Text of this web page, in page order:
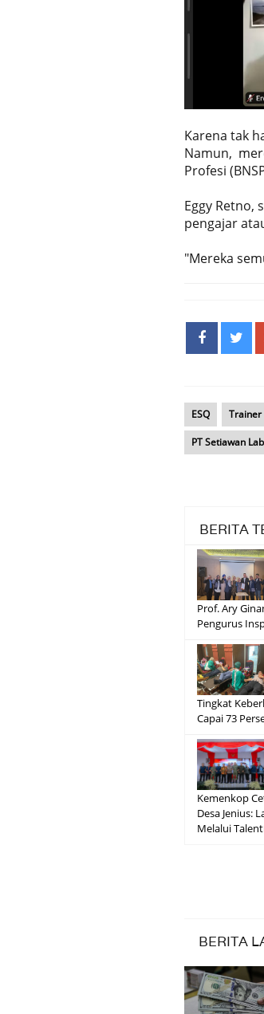
Karena tak
Namun,
Profesi
Eggy Retno,
pengajar
"Mereka
ESQ Trainer
PT Setiawan
BERITA
Prof. Ary
Pengurus
Tingkat
Capai 73
Kemenkop
Desa Jenius:
Melalui
BERITA